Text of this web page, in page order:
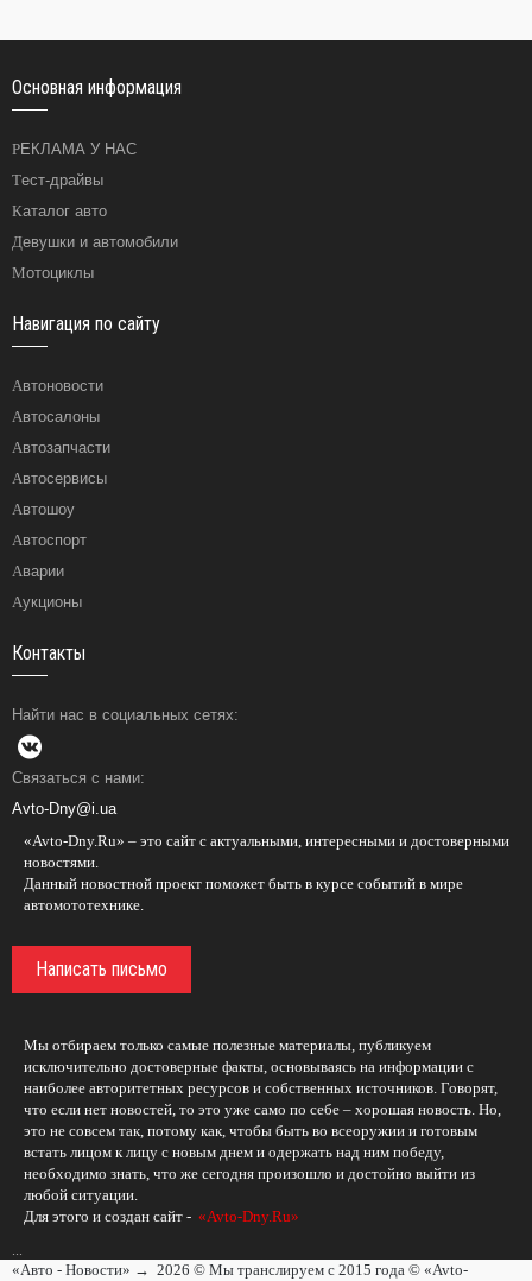
Основная информация
РЕКЛАМА У НАС
Тест-драйвы
Каталог авто
Девушки и автомобили
Мотоциклы
Навигация по сайту
Автоновости
Автосалоны
Автозапчасти
Автосервисы
Автошоу
Автоспорт
Аварии
Аукционы
Контакты
Найти нас в социальных сетях:
Связаться с нами:
Avto-Dny@i.ua
«Avto-Dny.Ru» – это сайт с актуальными, интересными и достоверными
новостями.
Данный новостной проект поможет быть в курсе событий в мире
автомототехнике.
Написать письмо
Мы отбираем только самые полезные материалы, публикуем
исключительно достоверные факты, основываясь на информации с
наиболее авторитетных ресурсов и собственных источников. Говорят,
что если нет новостей, то это уже само по себе – хорошая новость. Но,
это не совсем так, потому как, чтобы быть во всеоружии и готовым
встать лицом к лицу с новым днем и одержать над ним победу,
необходимо знать, что же сегодня произошло и достойно выйти из
любой ситуации.
Для этого и создан сайт - «Avto-Dny.Ru»
«Авто - Новости» → 2026 © Мы транслируем с 2015 года © «Avto-